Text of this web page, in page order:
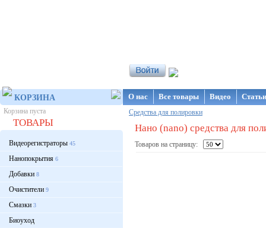
КОРЗИНА
Корзина пуста
ТОВАРЫ
Видеорегистраторы 45
Нанопокрытия 6
Добавки 8
Очистители 9
Смазки 3
Биоуход
О нас Все товары Видео
Средства для полировки
Нано (nano) средства для
Товаров на страницу: